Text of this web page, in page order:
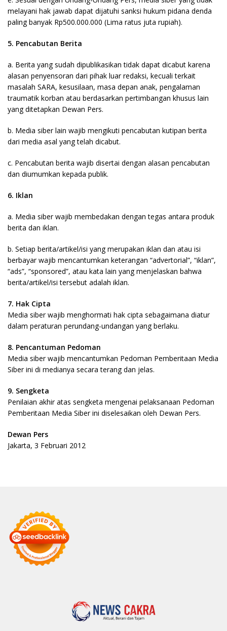
melayani hak jawab dapat dijatuhi sanksi hukum pidana denda
paling banyak Rp500.000.000 (Lima ratus juta rupiah).
5. Pencabutan Berita
a. Berita yang sudah dipublikasikan tidak dapat dicabut karena
alasan penyensoran dari pihak luar redaksi, kecuali terkait
masalah SARA, kesusilaan, masa depan anak, pengalaman
traumatik korban atau berdasarkan pertimbangan khusus lain
yang ditetapkan Dewan Pers.
b. Media siber lain wajib mengikuti pencabutan kutipan berita
dari media asal yang telah dicabut.
c. Pencabutan berita wajib disertai dengan alasan pencabutan
dan diumumkan kepada publik.
6. Iklan
a. Media siber wajib membedakan dengan tegas antara produk
berita dan iklan.
b. Setiap berita/artikel/isi yang merupakan iklan dan atau isi
berbayar wajib mencantumkan keterangan “advertorial”, “iklan”,
“ads”, “sponsored”, atau kata lain yang menjelaskan bahwa
berita/artikel/isi tersebut adalah iklan.
7. Hak Cipta
Media siber wajib menghormati hak cipta sebagaimana diatur
dalam peraturan perundang-undangan yang berlaku.
8. Pencantuman Pedoman
Media siber wajib mencantumkan Pedoman Pemberitaan Media
Siber ini di medianya secara terang dan jelas.
9. Sengketa
Penilaian akhir atas sengketa mengenai pelaksanaan Pedoman
Pemberitaan Media Siber ini diselesaikan oleh Dewan Pers.
Dewan Pers
Jakarta, 3 Februari 2012